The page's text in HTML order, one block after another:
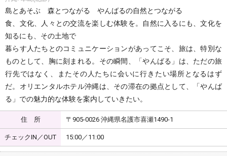
島とあそぶ 森とつながる やんばるの自然とつながる
食、文化、人々との交流を楽しむ体験を。自然に入るにも、文化を
知るにも、その土地で
暮らす人たちとのコミュニケーションがあってこそ、旅は、特別な
ものとして、胸に刻まれる。その瞬間、「やんばる」は、ただの旅
行先ではなく、またその人たちに会いに行きたい場所となるはず
だ。オリエンタルホテル沖縄は、その滞在の拠点として、「やんば
る」での魅力的な体験を案内していきたい。
住 所 〒905-0026 沖縄県名護市喜瀬1490-1
チェックIN／OUT 15:00／11:00